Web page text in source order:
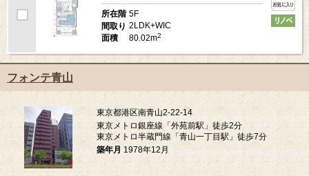
所在階 5F
間取り 2LDK+WIC
面積
80.02m2
フォンテ青山
東京都港区南青山2-22-14
東京メトロ銀座線「外苑前駅」徒歩2分
東京メトロ半蔵門線「青山一丁目駅」徒歩7分
築年月 1978年12月